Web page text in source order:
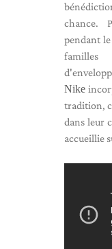
chance.
pendant
familles
Nike
tradition,
dans leur
accueillie